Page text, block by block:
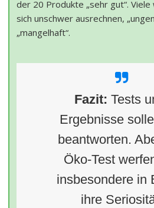
der 20 Produkte „sehr gut“. Viele
sich unschwer ausrechnen,
„mangelhaft“.
Fazit: Tests
Ergebnisse
beantworten.
Öko-Test
insbesondere in
ihre